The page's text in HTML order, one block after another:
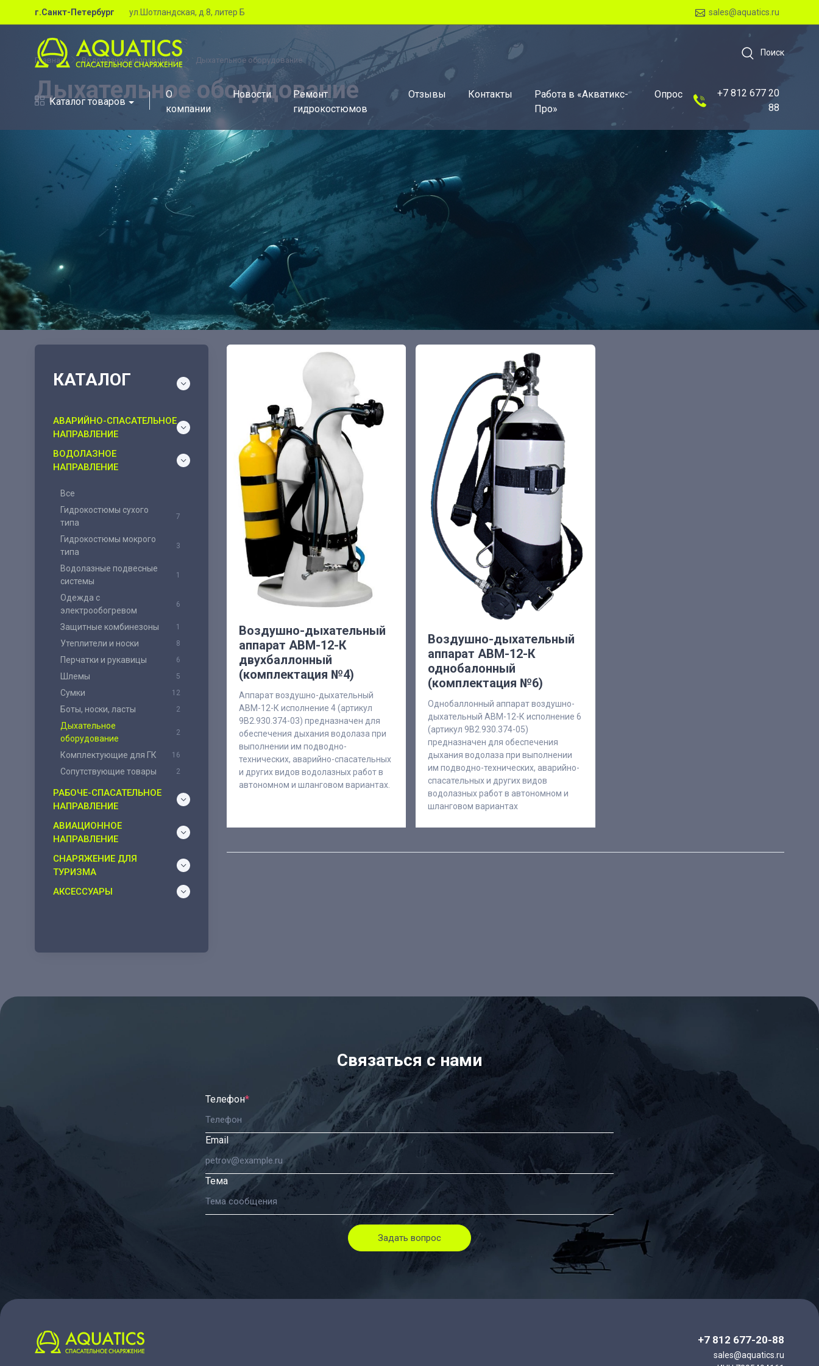
г.Санкт-Петербург ул.Шотландская, д.8, литер Б sales@aquatics.ru
Поиск
Каталог товаров
О
компании
Новости
Ремонт
гидрокостюмов
Отзывы Контакты
Работа в «Акватикс-
Про»
Опрос
+7 812 677 20
88
Главная Водолазное направление Дыхательное оборудование
Дыхательное оборудование
КАТАЛОГ
АВАРИЙНО-СПАСАТЕЛЬНОЕ
НАПРАВЛЕНИЕ
ВОДОЛАЗНОЕ
НАПРАВЛЕНИЕ
Все
Гидрокостюмы сухого
типа
7
Гидрокостюмы мокрого
типа
3
Водолазные подвесные
системы
1
Одежда с
электрообогревом
6
Защитные комбинезоны 1
Утеплители и носки 8
Перчатки и рукавицы 6
Шлемы 5
Сумки 12
Боты, носки, ласты 2
Дыхательное
оборудование
2
Комплектующие для ГК 16
Сопутствующие товары 2
РАБОЧЕ-СПАСАТЕЛЬНОЕ
НАПРАВЛЕНИЕ
АВИАЦИОННОЕ
НАПРАВЛЕНИЕ
СНАРЯЖЕНИЕ ДЛЯ
ТУРИЗМА
АКСЕССУАРЫ
Воздушно-дыхательный
аппарат АВМ-12-К
двухбаллонный
(комплектация №4)
Аппарат воздушно-дыхательный
АВМ-12-К исполнение 4 (артикул
9В2.930.374-03) предназначен для
обеспечения дыхания водолаза при
выполнении им подводно-
технических, аварийно-спасательных
и других видов водолазных работ в
автономном и шланговом вариантах.
Воздушно-дыхательный
аппарат АВМ-12-К
однобалонный
(комплектация №6)
Однобаллонный аппарат воздушно-
дыхательный АВМ-12-К исполнение 6
(артикул 9В2.930.374-05)
предназначен для обеспечения
дыхания водолаза при выполнении
им подводно-технических, аварийно-
спасательных и других видов
водолазных работ в автономном и
шланговом вариантах
Связаться с нами
Телефон*
Email
Тема
Задать вопрос
+7 812 677-20-88
sales@aquatics.ru